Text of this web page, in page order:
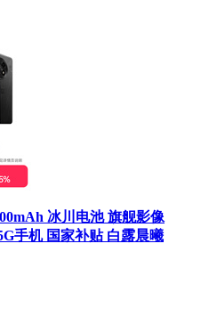
冰川电池 旗舰影像
手机 国家补贴 白露晨曦